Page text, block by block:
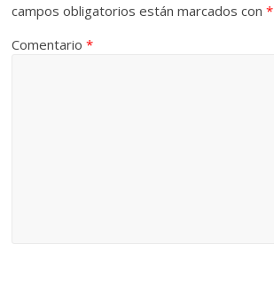
campos obligatorios están marcados con*
Comentario*